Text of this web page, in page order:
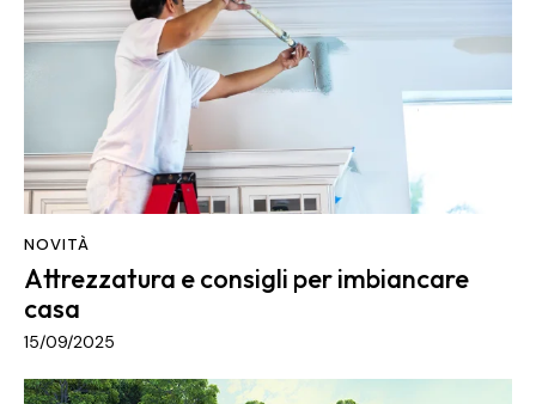
NOVITÀ
Attrezzatura e consigli per imbiancare
casa
15/09/2025